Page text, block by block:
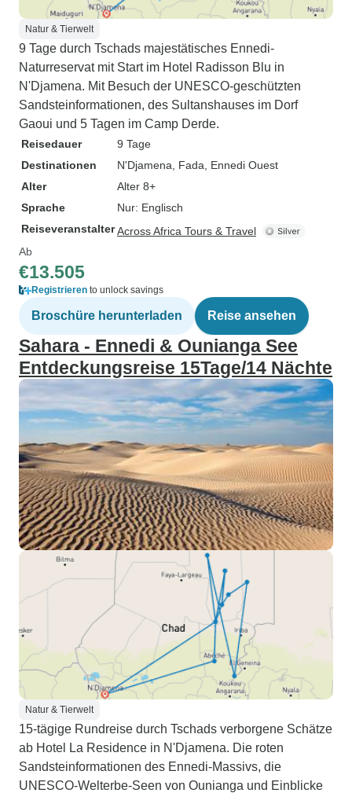
Natur & Tierwelt
9 Tage durch Tschads majestätisches Ennedi-
Naturreservat mit Start im Hotel Radisson Blu in
N'Djamena. Mit Besuch der UNESCO-geschützten
Sandsteinformationen, des Sultanshauses im Dorf
Gaoui und 5 Tagen im Camp Derde.
Reisedauer
9 Tage
Destinationen
N'Djamena , Fada , Ennedi Ouest
Alter
Alter 8+
Sprache
Nur: Englisch
ReiseveranstalterAcross Africa Tours & Travel
Ab
€13.505
Registrieren to unlock savings
Broschüre herunterladen Reise ansehen
Sahara - Ennedi & Ounianga See
Entdeckungsreise 15Tage/14 Nächte
Natur & Tierwelt
15-tägige Rundreise durch Tschads verborgene Schätze
ab Hotel La Residence in N'Djamena. Die roten
Sandsteinformationen des Ennedi-Massivs, die
UNESCO-Welterbe-Seen von Ounianga und Einblicke